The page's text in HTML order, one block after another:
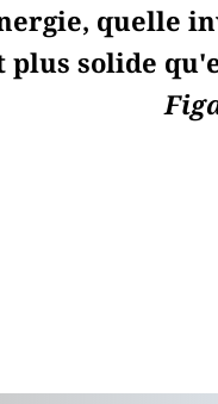
quelle
solide